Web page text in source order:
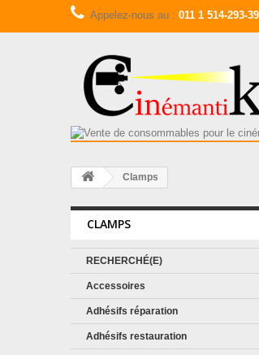
Appelez-nous au : 011 1 514-293-
Clamps
CLAMPS
RECHERCHÉ(E)
Accessoires
Adhésifs réparation
Adhésifs restauration